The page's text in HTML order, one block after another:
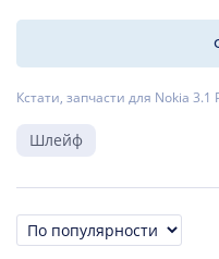
Кстати, запчасти для Nokia 3.1
Шлейф
Сортировка